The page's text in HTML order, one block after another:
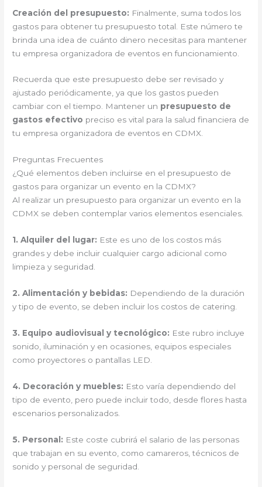
Creación del presupuesto: Finalmente, suma todos los
gastos para obtener tu presupuesto total. Este número te
brinda una idea de cuánto dinero necesitas para mantener
tu empresa organizadora de eventos en funcionamiento.
Recuerda que este presupuesto debe ser revisado y
ajustado periódicamente, ya que los gastos pueden
cambiar con el tiempo. Mantener un presupuesto de
gastos efectivo preciso es vital para la salud financiera de
tu empresa organizadora de eventos en CDMX.
Preguntas Frecuentes
¿Qué elementos deben incluirse en el presupuesto de
gastos para organizar un evento en la CDMX?
Al realizar un presupuesto para organizar un evento en la
CDMX se deben contemplar varios elementos esenciales.
1. Alquiler del lugar: Este es uno de los costos más
grandes y debe incluir cualquier cargo adicional como
limpieza y seguridad.
2. Alimentación y bebidas: Dependiendo de la duración
y tipo de evento, se deben incluir los costos de catering.
3. Equipo audiovisual y tecnológico: Este rubro incluye
sonido, iluminación y en ocasiones, equipos especiales
como proyectores o pantallas LED.
4. Decoración y muebles: Esto varía dependiendo del
tipo de evento, pero puede incluir todo, desde flores hasta
escenarios personalizados.
5. Personal: Este coste cubrirá el salario de las personas
que trabajan en su evento, como camareros, técnicos de
sonido y personal de seguridad.